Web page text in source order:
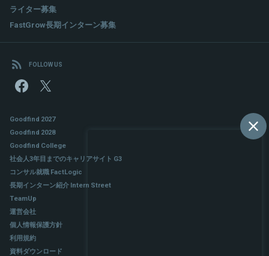
ライター募集
FastGrow長期インターン募集
FOLLOW US
Goodfind 2027
Goodfind 2028
Goodfind College
社会人3年目までのキャリアサイト G3
コンサル就職 FactLogic
長期インターン紹介 Intern Street
TeamUp
運営会社
個人情報保護方針
利用規約
資料ダウンロード